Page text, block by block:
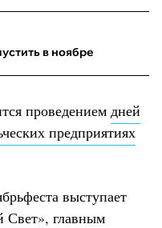
в ноябре
проведением дней
предприятиях
выступает
Свет», главным